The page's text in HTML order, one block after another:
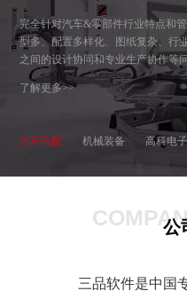
完全针对汽车&零部件行业特点和
型多、配置多样化、图纸复杂、行
之间的设计协同和专业生产协作等
了解更多>>
汽车汽配 机械装备 高科电子
公
三品软件是中国